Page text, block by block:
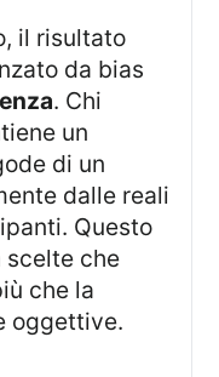
da bias
. Chi
un
di un
dalle reali
Questo
scelte che
che la
oggettive.